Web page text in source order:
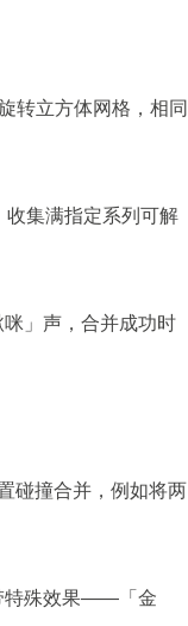
转立方体网格，相同
收集满指定系列可解
」声，合并成功时
碰撞合并，例如将两
特殊效果——「金